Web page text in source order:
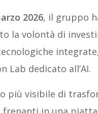
2026, il gruppo
la volontà di
Lab dedicato all’AI.
più visibile di